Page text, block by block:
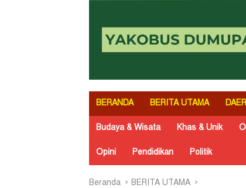
BERANDA BERITA UTAMA
Budaya & Wisata Khas & Unik
Opini Pendidikan Politik
Beranda BERITA UTAMA